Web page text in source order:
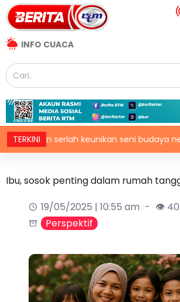
INFO CUACA
TERKINI
serlah keunikan seni budaya negeri
Ibu, sosok penting dalam rumah
19/05/2025 | 10:55 am
👁 40
Perspektif